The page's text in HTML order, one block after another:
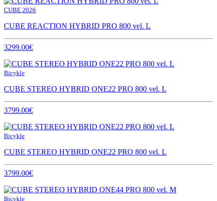
CUBE 2026
CUBE REACTION HYBRID PRO 800 vel. L
3299.00€
Bicykle
CUBE STEREO HYBRID ONE22 PRO 800 vel. L
3799.00€
Bicykle
CUBE STEREO HYBRID ONE22 PRO 800 vel. L
3799.00€
Bicykle